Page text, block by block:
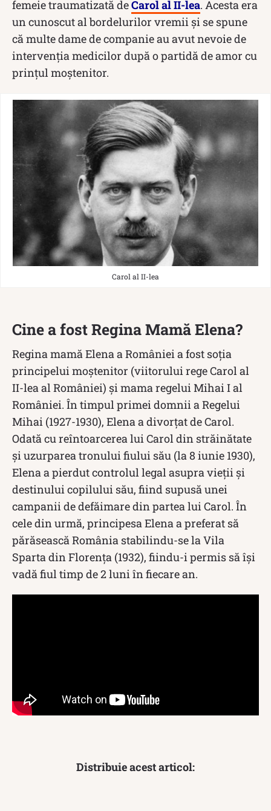
femeie traumatizată deCarol al II-lea. Acesta era
un cunoscut al bordelurilor vremii și se spune
că multe dame de companie au avut nevoie de
intervenţia medicilor după o partidă de amor cu
prinţul moştenitor.
Carol al II-lea
Cine a fost Regina Mamă Elena?
Regina mamă Elena a României a fost soția
principelui moștenitor (viitorului rege Carol al
II-lea al României) și mama regelui Mihai I al
României. În timpul primei domnii a Regelui
Mihai (1927-1930), Elena a divorțat de Carol.
Odată cu reîntoarcerea lui Carol din străinătate
și uzurparea tronului fiului său (la 8 iunie 1930),
Elena a pierdut controlul legal asupra vieții și
destinului copilului său, fiind supusă unei
campanii de defăimare din partea lui Carol. În
cele din urmă, principesa Elena a preferat să
părăsească România stabilindu-se la Vila
Sparta din Florența (1932), fiindu-i permis să își
vadă fiul timp de 2 luni în fiecare an.
Distribuie acest articol: